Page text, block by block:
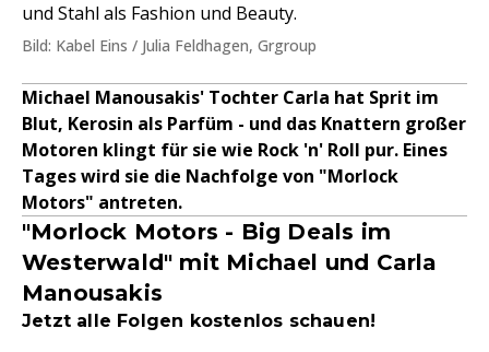
und Stahl als Fashion und Beauty.
Bild: Kabel Eins / Julia Feldhagen, Grgroup
Michael Manousakis' Tochter Carla hat Sprit im
Blut, Kerosin als Parfüm - und das Knattern großer
Motoren klingt für sie wie Rock 'n' Roll pur. Eines
Tages wird sie die Nachfolge von "Morlock
Motors" antreten.
"Morlock Motors - Big Deals im
Westerwald" mit Michael und Carla
Manousakis
Jetzt alle Folgen kostenlos schauen!